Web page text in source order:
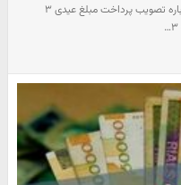
علی بابایی،رئیس کمیسیون اجتماعی مجلس درباره تصویب پرداخت مبلغ عیدی ۳